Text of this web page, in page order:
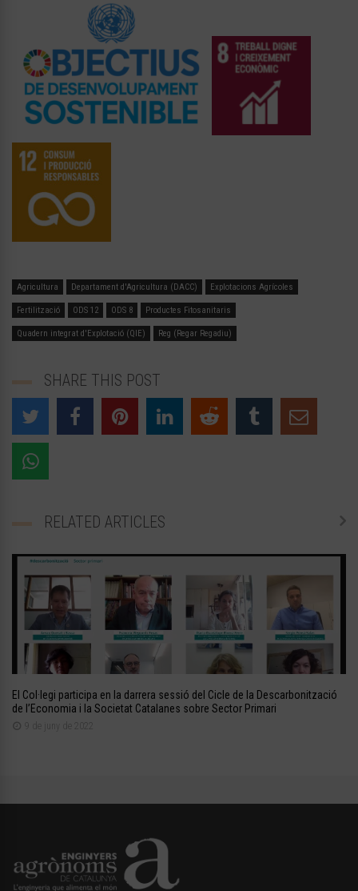
Agricultura Departament d'Agricultura (DACC) Explotacions Agrícoles
Fertilització ODS 12 ODS 8 Productes Fitosanitaris
Quadern integrat d'Explotació (QIE) Reg (Regar Regadiu)
SHARE THIS POST
RELATED ARTICLES
El Col·legi participa en la darrera sessió del Cicle de la Descarbonització
de l’Economia i la Societat Catalanes sobre Sector Primari
9 de juny de 2022